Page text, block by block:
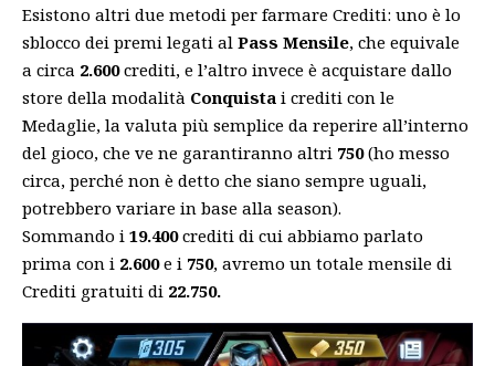
Esistono altri due metodi per farmare Crediti: uno è lo
sblocco dei premi legati al Pass Mensile, che equivale
a circa 2.600crediti, e l’altro invece è acquistare dallo
store della modalità Conquista i crediti con le
Medaglie, la valuta più semplice da reperire all’interno
del gioco, che ve ne garantiranno altri 750(ho messo
circa, perché non è detto che siano sempre uguali,
potrebbero variare in base alla season).
Sommando i 19.400crediti di cui abbiamo parlato
prima con i 2.600e i 750, avremo un totale mensile di
Crediti gratuiti di 22.750.